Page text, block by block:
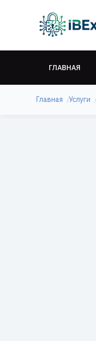
ГЛАВНАЯ
Главная Услуги